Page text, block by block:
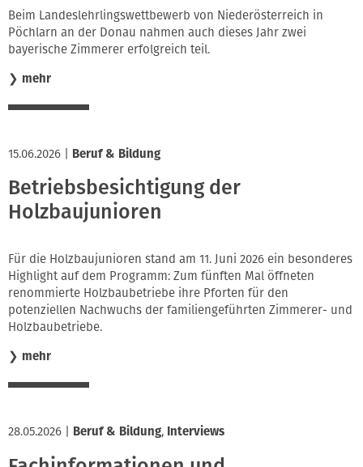
Beim Landeslehrlingswettbewerb von Niederösterreich in
Pöchlarn an der Donau nahmen auch dieses Jahr zwei
bayerische Zimmerer erfolgreich teil.
❯ mehr
15.06.2026 Beruf & Bildung
Betriebsbesichtigung der
Holzbaujunioren
Für die Holzbaujunioren stand am 11. Juni 2026 ein besonderes
Highlight auf dem Programm: Zum fünften Mal öffneten
renommierte Holzbaubetriebe ihre Pforten für den
potenziellen Nachwuchs der familiengeführten Zimmerer- und
Holzbaubetriebe.
❯ mehr
28.05.2026 Beruf & Bildung, Interviews